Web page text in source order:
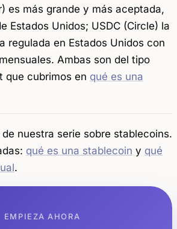
es más grande y más aceptada,
Estados Unidos; USDC (Circle) la
regulada en Estados Unidos con
Ambas son del tipo
que cubrimos en qué es una
nuestra serie sobre stablecoins.
qué es una stablecoin y qué
.
EMPIEZA AHORA